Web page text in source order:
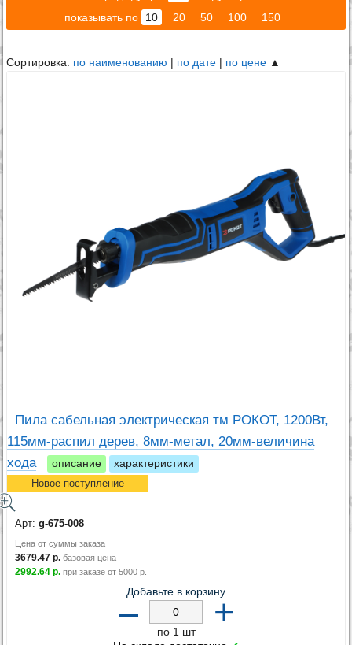
показывать по
10 20 50 100 150
Сортировка: по наименованию | по дате | по цене ▲
Пила сабельная электрическая тм РОКОТ, 1200Вт,
115мм-распил дерев, 8мм-метал, 20мм-величина
хода
описание характеристики
Новое поступление
Арт:g-675-008
Цена от суммы заказа
3679.47 р. базовая цена
2992.64 р. при заказе от5000 р.
Добавьте в корзину
– +
по 1 шт